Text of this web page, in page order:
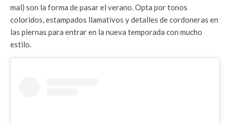
mal) son la forma de pasar el verano. Opta por tonos
coloridos, estampados llamativos y detalles de cordoneras en
las piernas para entrar en la nueva temporada con mucho
estilo.